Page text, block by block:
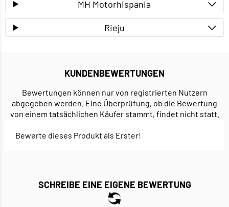
MH Motorhispania
Rieju
KUNDENBEWERTUNGEN
Bewertungen können nur von registrierten Nutzern
abgegeben werden. Eine Überprüfung, ob die Bewertung
von einem tatsächlichen Käufer stammt, findet nicht statt.
Bewerte dieses Produkt als Erster!
SCHREIBE EINE EIGENE BEWERTUNG